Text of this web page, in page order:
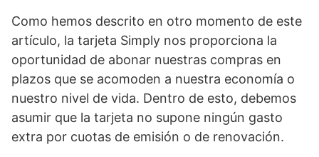
Como hemos descrito en otro momento de este
artículo, la tarjeta Simply nos proporciona la
oportunidad de abonar nuestras compras en
plazos que se acomoden a nuestra economía o
nuestro nivel de vida. Dentro de esto, debemos
asumir que la tarjeta no supone ningún gasto
extra por cuotas de emisión o de renovación.